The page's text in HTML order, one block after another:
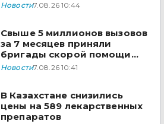
Новости7.08.26 10:44
Свыше 5 миллионов вызовов
за 7 месяцев приняли
бригады скорой помощи
Казахстана
Новости7.08.26 10:41
В Казахстане снизились
цены на 589 лекарственных
препаратов